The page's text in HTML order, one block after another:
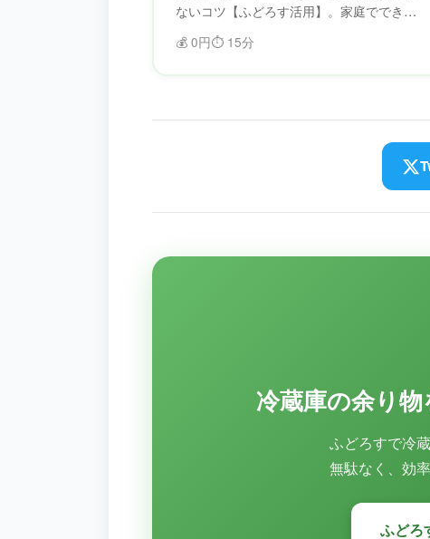
ないコツ【ふどろす活用】。家庭でできる
フードロス削減のコツを紹介。ふどろすを
使えば、食材を無駄にせず、フードロスを
💰 0円⏱️ 15分
冷蔵庫の余り
ふどろすで冷
無駄なく、効
ふどろ